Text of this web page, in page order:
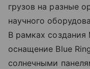
грузов на разные
научного
В рамках создания
оснащение Blue
солнечными